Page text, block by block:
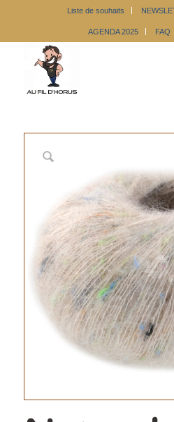
Liste de souhaits
AGENDA 2025 FAQ